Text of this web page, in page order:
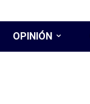
OPINIÓN